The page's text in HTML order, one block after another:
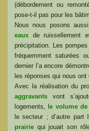
(débordement ou
pose-t-il pas pour les
Nous nous posons
eaux de ruissellement
précipitation. Les
fréquemment saturées
dernier l’a encore
les réponses qui nous ont
Avec la réalisation du
aggravants
vont
logements, le volume de
le secteur ; d’autre part
prairie qui jouait son